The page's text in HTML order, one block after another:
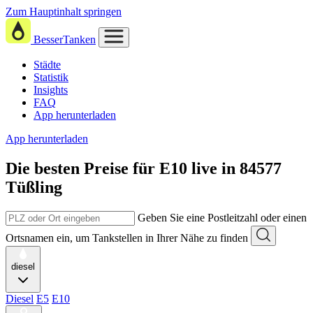
Zum Hauptinhalt springen
BesserTanken
Städte
Statistik
Insights
FAQ
App herunterladen
App herunterladen
Die besten Preise für E10 live in 84577
Tüßling
Geben Sie eine Postleitzahl oder einen
Ortsnamen ein, um Tankstellen in Ihrer Nähe zu finden
diesel
Diesel E5 E10